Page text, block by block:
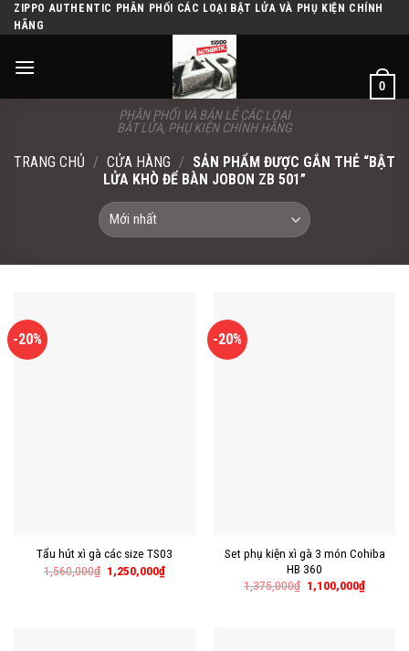
Skip
to
ZIPPO AUTHENTIC PHÂN PHỐI CÁC LOẠI BẬT LỬA VÀ PHỤ KIỆN CHÍNH
HÃNG
PHÂN PHỐI VÀ BÁN LẺ CÁC LOẠI
BẬT LỬA, PHỤ KIỆN CHÍNH HÃNG
0
TRANG CHỦ / CỬA HÀNG / SẢN PHẨM ĐƯỢC GẮN THẺ “BẬT
LỬA KHÒ ĐỂ BÀN JOBON ZB 501”
-20%
Tẩu hút xì gà các size TS03
1,560,000₫ 1,250,000₫
-20%
Set phụ kiện xì gà 3 món Cohiba
HB 360
1,375,000₫ 1,100,000₫